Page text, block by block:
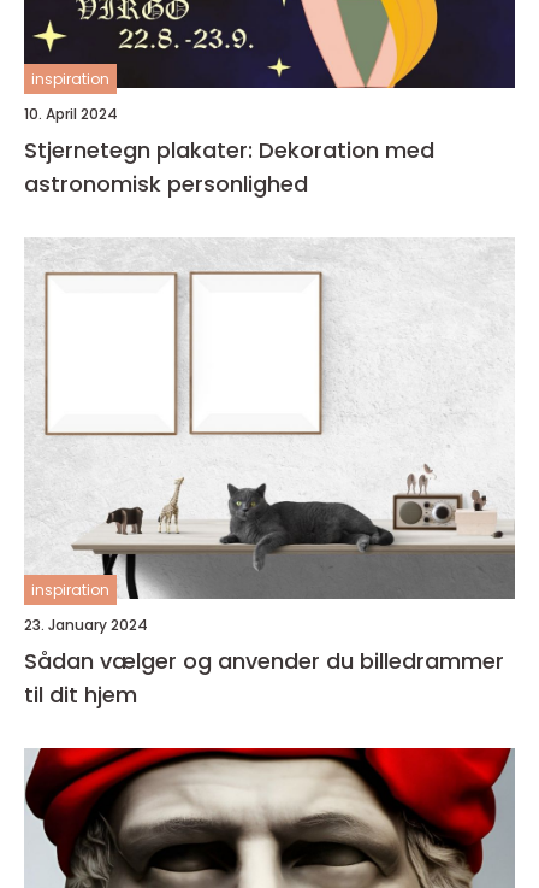
inspiration
10. April 2024
Stjernetegn plakater: Dekoration med
astronomisk personlighed
inspiration
23. January 2024
Sådan vælger og anvender du billedrammer
til dit hjem